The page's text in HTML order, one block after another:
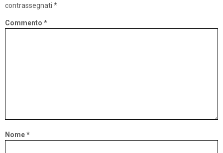
contrassegnati *
Commento *
Nome*